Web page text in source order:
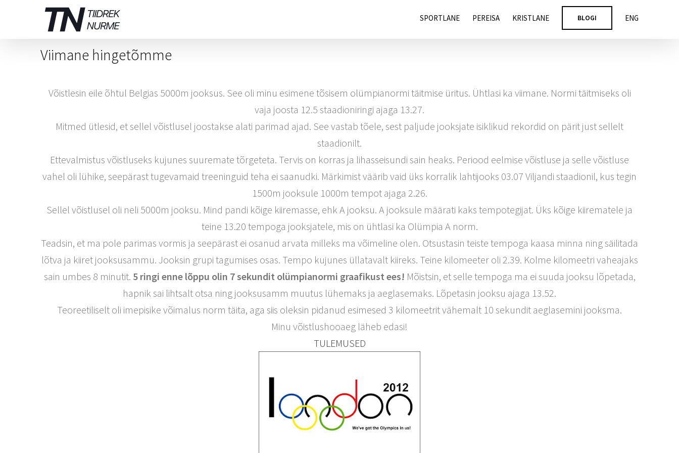
SPORTLANE PEREISA KRISTLANE BLOGI ENG
Viimane hingetõmme
Võistlesin eile õhtul Belgias 5000m jooksus. See oli minu esimene tõsisem olümpianormi täitmise üritus. Ühtlasi ka viimane. Normi täitmiseks oli
vaja joosta 12.5 staadioniringi ajaga 13.27.
Mitmed ütlesid, et sellel võistlusel joostakse alati parimad ajad. See vastab tõele, sest paljude jooksjate isiklikud rekordid on pärit just sellelt
staadionilt.
Ettevalmistus võistluseks kujunes suuremate tõrgeteta. Tervis on korras ja lihasseisundi sain heaks. Periood eelmise võistluse ja selle võistluse
vahel oli lühike, seepärast tugevamaid treeninguid teha ei saanudki. Märkimist väärib vaid üks korralik lahtijooks 03.07 Viljandi staadionil, kus tegin
1500m jooksule 1000m tempot ajaga 2.26.
Sellel võistlusel oli neli 5000m jooksu. Mind pandi kõige kiiremasse, ehk A jooksu. A jooksule määrati kaks tempotegijat. Üks kõige kiirematele ja
teine 13.20 tempoga jooksjatele, mis on ühtlasi ka Olümpia A norm.
Teadsin, et ma pole parimas vormis ja seepärast ei osanud arvata milleks ma võimeline olen. Otsustasin teiste tempoga kaasa minna ning säilitada
lõtva ja kiiret jooksusammu. Jooksin grupi tagumises osas. Tempo kujunes üllatavalt kiireks. Teine kilomeeter oli 2.39. Kolme kilomeetri vaheajaks
sain umbes 8 minutit. 5 ringi enne lõppu olin 7 sekundit olümpianormi graafikust ees! Mõistsin, et selle tempoga ma ei suuda jooksu lõpetada,
hapnik sai lihtsalt otsa ning jooksusamm muutus lühemaks ja aeglasemaks. Lõpetasin jooksu ajaga 13.52.
Teoreetiliselt oli imepisike võimalus norm täita, aga siis oleksin pidanud esimesed 3 kilomeetrit vähemalt 10 sekundit aeglasemini jooksma.
Minu võistlushooaeg läheb edasi!
TULEMUSED